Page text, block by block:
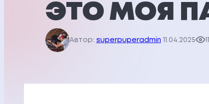
ЭТО МОЯ
Автор: superpuperadmin 11.04.2025 11